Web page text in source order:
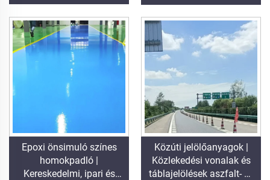
kőszőnyeg kereskedelmi
és lakóépítési célra
tájépítészeti és díszítő
célokra
Epoxi önsimuló színes
homokpadló |
Kereskedelmi, ipari és
Közúti jelölőanyagok |
Közlekedési vonalak és
táblajelölések aszfalt- és